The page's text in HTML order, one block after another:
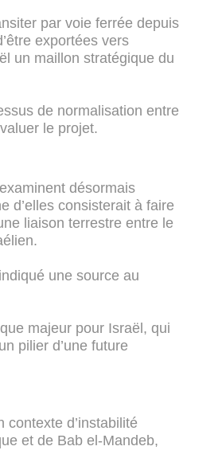
par voie ferrée depuis
exportées vers
un maillon stratégique du
de normalisation entre
le projet.
désormais
d’elles consisterait à faire
liaison terrestre entre le
une source au
majeur pour Israël, qui
pilier d’une future
d’instabilité
et de Bab el-Mandeb,